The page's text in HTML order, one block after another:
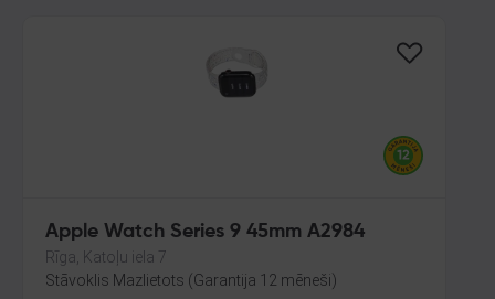
Apple Watch Series 9 45mm A2984
Rīga, Katoļu iela 7
Stāvoklis Mazlietots (Garantija 12 mēneši)